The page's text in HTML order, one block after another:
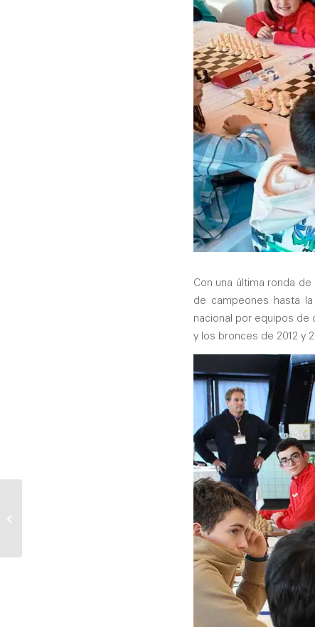
Con una última ronda
de campeones hasta
nacional por equipos de
y los bronces de 2012 y